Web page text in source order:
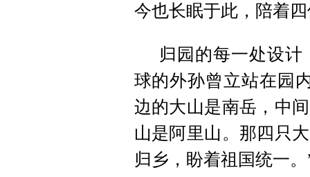
今也长眠于此，陪着
归园的每一处设
球的外孙曾立站在园
边的大山是南岳，中
山是阿里山。那四只
归乡，盼着祖国统一。